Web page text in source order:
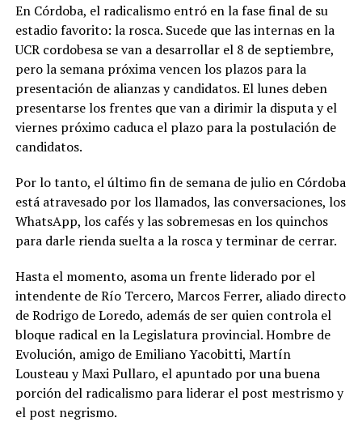
En Córdoba, el radicalismo entró en la fase final de su
estadio favorito: la rosca. Sucede que las internas en la
UCR cordobesa se van a desarrollar el 8 de septiembre,
pero la semana próxima vencen los plazos para la
presentación de alianzas y candidatos. El lunes deben
presentarse los frentes que van a dirimir la disputa y el
viernes próximo caduca el plazo para la postulación de
candidatos.
Por lo tanto, el último fin de semana de julio en Córdoba
está atravesado por los llamados, las conversaciones, los
WhatsApp, los cafés y las sobremesas en los quinchos
para darle rienda suelta a la rosca y terminar de cerrar.
Hasta el momento, asoma un frente liderado por el
intendente de Río Tercero, Marcos Ferrer, aliado directo
de Rodrigo de Loredo, además de ser quien controla el
bloque radical en la Legislatura provincial. Hombre de
Evolución, amigo de Emiliano Yacobitti, Martín
Lousteau y Maxi Pullaro, el apuntado por una buena
porción del radicalismo para liderar el post mestrismo y
el post negrismo.